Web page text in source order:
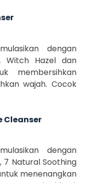
dengan
Witch Hazel dan
membersihkan
wajah. Cocok
Cleanser
dengan
Natural Soothing
menenangkan